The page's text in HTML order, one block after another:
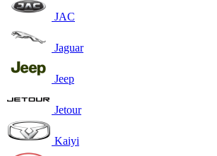
JAC
Jaguar
Jeep
Jetour
Kaiyi